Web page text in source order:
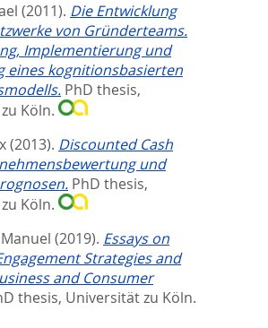
(2011). Die Entwicklung
von Gründerteams.
Implementierung und
eines kognitionsbasierten
PhD thesis,
Köln.
(2013). Discounted Cash
und
PhD thesis,
Köln.
(2019). Essays on
Strategies and
and Consumer
thesis, Universität zu Köln.